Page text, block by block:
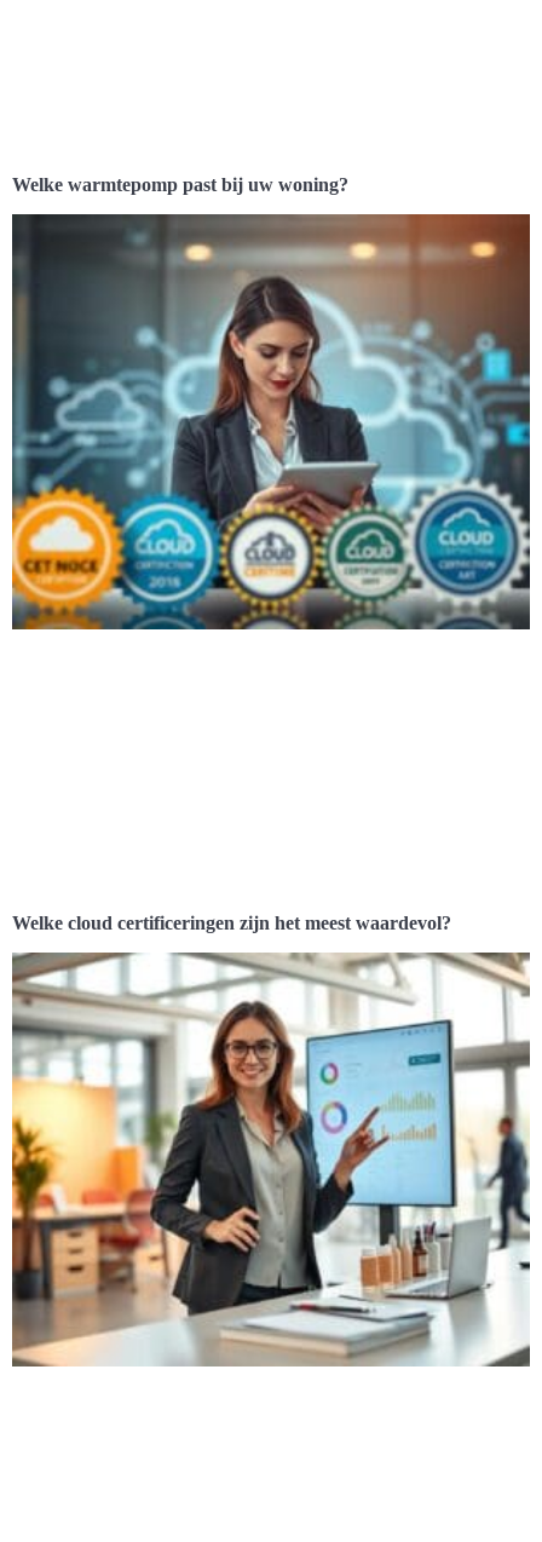
Welke warmtepomp past bij uw woning?
Welke cloud certificeringen zijn het meest waardevol?